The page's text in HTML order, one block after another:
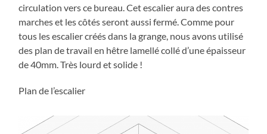
circulation vers ce bureau. Cet escalier aura des contres
marches et les côtés seront aussi fermé. Comme pour
tous les escalier créés dans la grange, nous avons utilisé
des plan de travail en hêtre lamellé collé d’une épaisseur
de 40mm. Très lourd et solide !
Plan de l’escalier